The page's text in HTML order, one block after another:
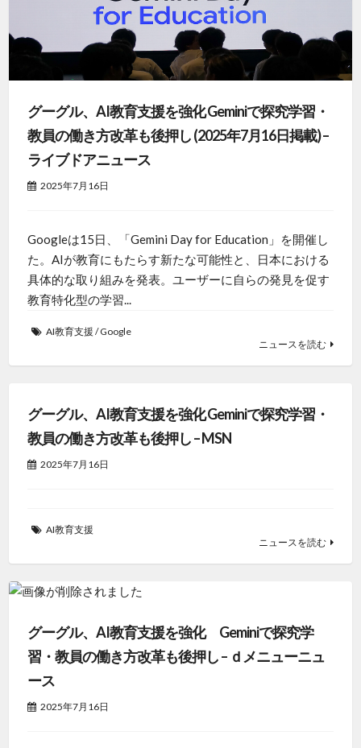
グーグル、AI教育支援を強化 Geminiで探究学習・
教員の働き方改革も後押し (2025年7月16日掲載) –
ライブドアニュース
2025年7月16日
Googleは15日、「Gemini Day for Education」を開催し
た。AIが教育にもたらす新たな可能性と、日本における
具体的な取り組みを発表。ユーザーに自らの発見を促す
教育特化型の学習...
AI教育支援 /Google
ニュースを読む
グーグル、AI教育支援を強化 Geminiで探究学習・
教員の働き方改革も後押し – MSN
2025年7月16日
AI教育支援
ニュースを読む
グーグル、AI教育支援を強化 Geminiで探究学
習・教員の働き方改革も後押し – ｄメニューニュ
ース
2025年7月16日